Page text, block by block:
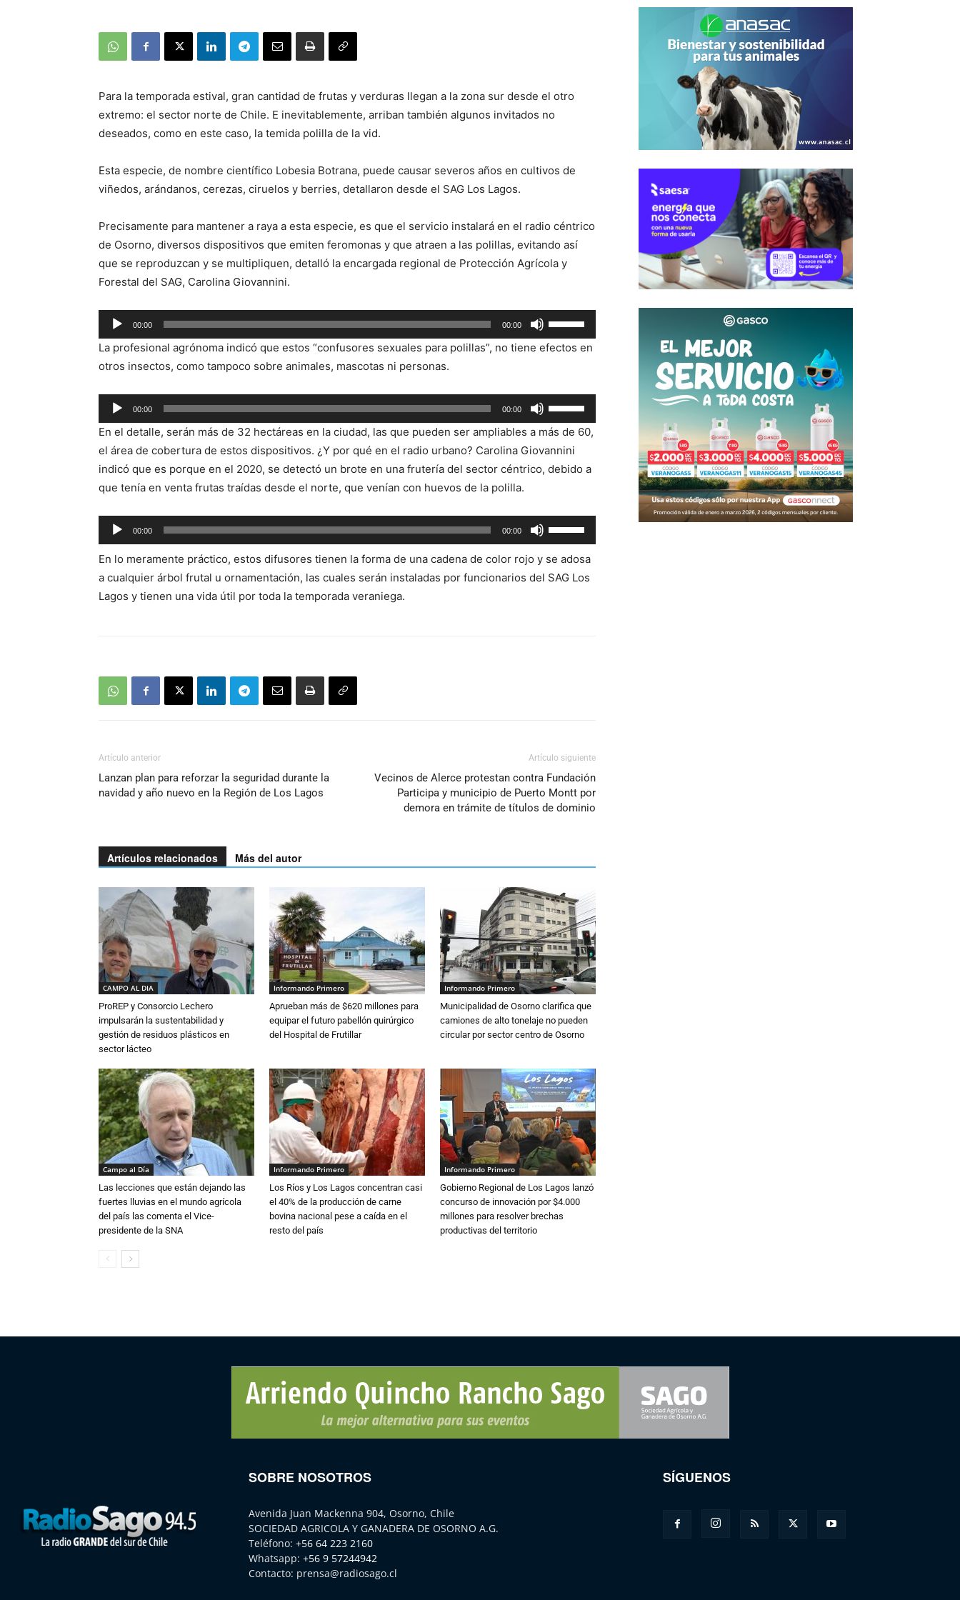
Para la temporada estival, gran cantidad de frutas y verduras llegan a la zona sur desde el otro
extremo: el sector norte de Chile. E inevitablemente, arriban también algunos invitados no
deseados, como en este caso, la temida polilla de la vid.
Esta especie, de nombre científico Lobesia Botrana, puede causar severos años en cultivos de
viñedos, arándanos, cerezas, ciruelos y berries, detallaron desde el SAG Los Lagos.
Precisamente para mantener a raya a esta especie, es que el servicio instalará en el radio céntrico
de Osorno, diversos dispositivos que emiten feromonas y que atraen a las polillas, evitando así
que se reproduzcan y se multipliquen, detalló la encargada regional de Protección Agrícola y
Forestal del SAG, Carolina Giovannini.
Reproductor
de
audio
00:00 00:00
las
teclas
flecha
arriba/abajo
para
aumentar
o
La profesional agrónoma indicó que estos “confusores sexuales para polillas”, no tiene efectos en
otros insectos, como tampoco sobre animales, mascotas ni personas.
Reproductor
de
audio
00:00 00:00
las
teclas
de
flecha
para
aumentar
En el detalle, serán más de 32 hectáreas en la ciudad, las que pueden ser ampliables a más de 60,
el área de cobertura de estos dispositivos. ¿Y por qué en el radio urbano? Carolina Giovannini
indicó que es porque en el 2020, se detectó un brote en una frutería del sector céntrico, debido a
que tenía en venta frutas traídas desde el norte, que venían con huevos de la polilla.
Reproductor
de
audio
00:00 00:00
las
teclas
de
En lo meramente práctico, estos difusores tienen la forma de una cadena de color rojo y se adosa
a cualquier árbol frutal u ornamentación, las cuales serán instaladas por funcionarios del SAG Los
Lagos y tienen una vida útil por toda la temporada veraniega.
Artículo anterior
Lanzan plan para reforzar la seguridad durante la
navidad y año nuevo en la Región de Los Lagos
Artículo siguiente
Vecinos de Alerce protestan contra Fundación
Participa y municipio de Puerto Montt por
demora en trámite de títulos de dominio
Artículos relacionados Más del autor
CAMPO AL DIA
ProREP y Consorcio Lechero
impulsarán la sustentabilidad y
gestión de residuos plásticos en
sector lácteo
Informando Primero
Aprueban más de $620 millones para
equipar el futuro pabellón quirúrgico
del Hospital de Frutillar
Informando Primero
Municipalidad de Osorno clarifica que
camiones de alto tonelaje no pueden
circular por sector centro de Osorno
Campo al Día
Las lecciones que están dejando las
fuertes lluvias en el mundo agrícola
del país las comenta el Vice-
presidente de la SNA
Informando Primero
Los Ríos y Los Lagos concentran casi
el 40% de la producción de carne
bovina nacional pese a caída en el
resto del país
Informando Primero
Gobierno Regional de Los Lagos lanzó
concurso de innovación por $4.000
millones para resolver brechas
productivas del territorio
SOBRE NOSOTROS
Avenida Juan Mackenna 904, Osorno, Chile
SOCIEDAD AGRICOLA Y GANADERA DE OSORNO A.G.
Teléfono: +56 64 223 2160
Whatsapp: +56 9 57244942
Contacto: prensa@radiosago.cl
SÍGUENOS